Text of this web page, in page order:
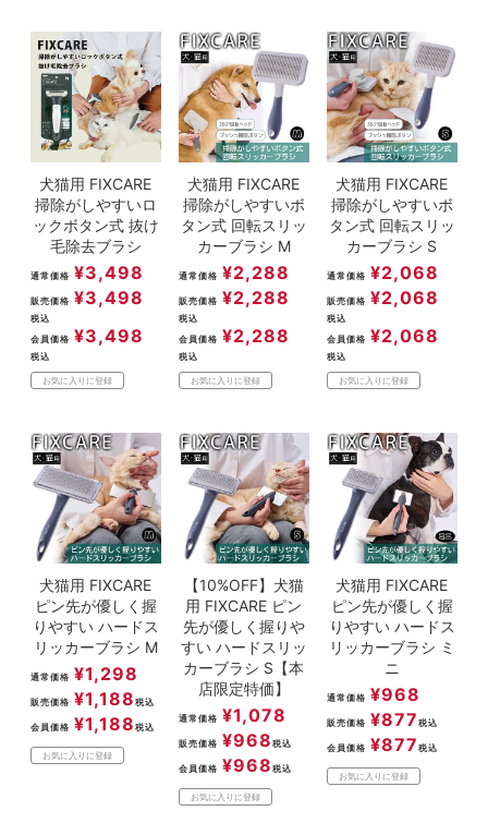
犬猫用 FIXCARE
掃除がしやすいロ
ックボタン式 抜け
毛除去ブラシ
通常価格 ¥3,498
販売価格 ¥3,498
税込
会員価格 ¥3,498
税込
お気に入りに登録
犬猫用 FIXCARE
掃除がしやすいボ
タン式 回転スリッ
カーブラシ M
通常価格 ¥2,288
販売価格 ¥2,288
税込
会員価格 ¥2,288
税込
お気に入りに登録
犬猫用 FIXCARE
掃除がしやすいボ
タン式 回転スリッ
カーブラシ S
通常価格 ¥2,068
販売価格 ¥2,068
税込
会員価格 ¥2,068
税込
お気に入りに登録
犬猫用 FIXCARE
ピン先が優しく握
りやすい ハードス
リッカーブラシ M
通常価格 ¥1,298
販売価格 ¥1,188 税込
会員価格 ¥1,188 税込
お気に入りに登録
【10%OFF】犬猫
用 FIXCARE ピン
先が優しく握りや
すい ハードスリッ
カーブラシ S【本
店限定特価】
通常価格 ¥1,078
販売価格 ¥968 税込
会員価格 ¥968 税込
お気に入りに登録
犬猫用 FIXCARE
ピン先が優しく握
りやすい ハードス
リッカーブラシ ミ
ニ
通常価格 ¥968
販売価格 ¥877 税込
会員価格 ¥877 税込
お気に入りに登録